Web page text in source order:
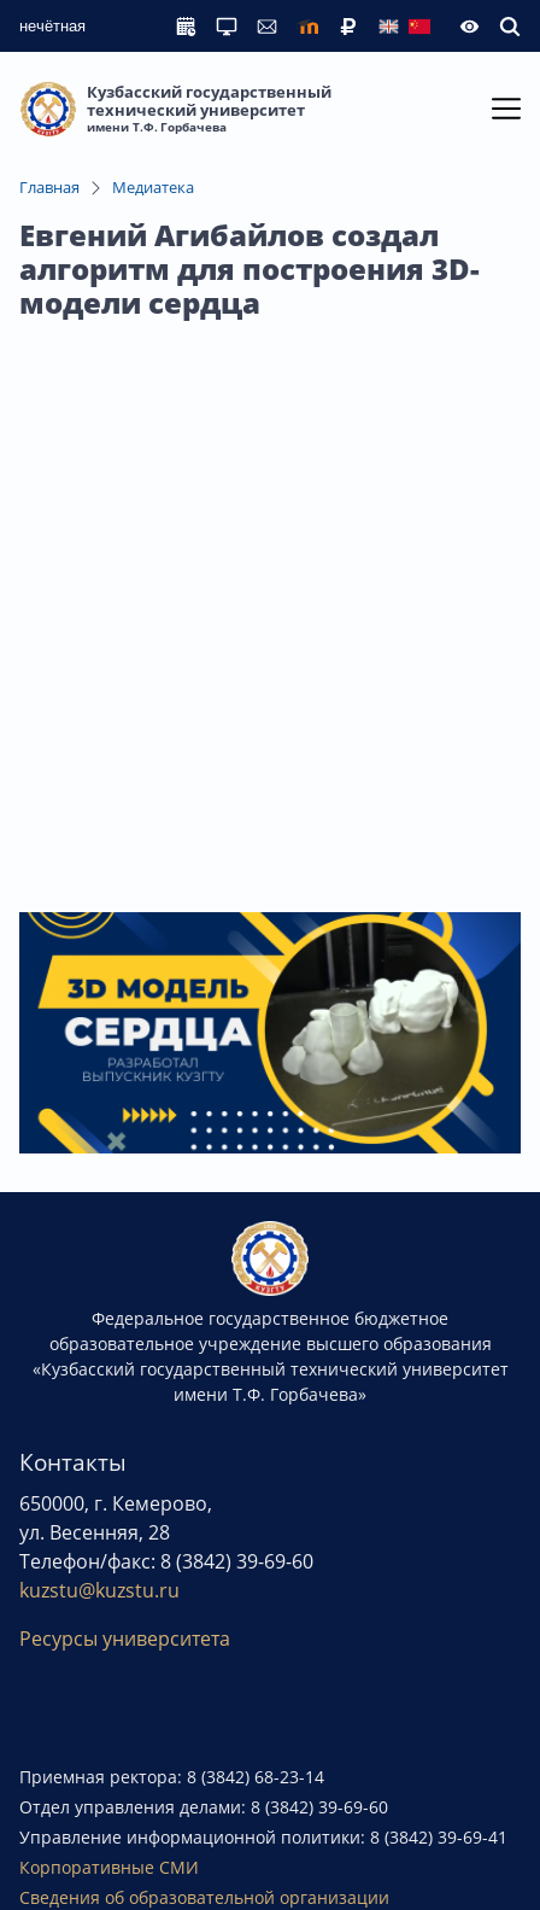
нечётная
Кузбасский государственный
технический университет
имени Т.Ф. Горбачева
Главная Медиатека
Евгений Агибайлов создал
алгоритм для построения 3D-
модели сердца
Федеральное государственное бюджетное
образовательное учреждение высшего образования
«Кузбасский государственный технический университет
имени Т.Ф. Горбачева»
Контакты
650000, г. Кемерово,
ул. Весенняя, 28
Телефон/факс: 8 (3842) 39-69-60
kuzstu@kuzstu.ru
Ресурсы университета
Приемная ректора: 8 (3842) 68-23-14
Отдел управления делами: 8 (3842) 39-69-60
Управление информационной политики: 8 (3842) 39-69-41
Корпоративные СМИ
Сведения об образовательной организации